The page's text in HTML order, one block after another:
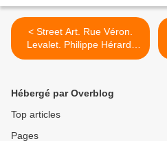
< Street Art. Rue Véron.
Levalet. Philippe Hérard.
Décembre 2016. (II)
Hébergé par Overblog
Top articles
Pages